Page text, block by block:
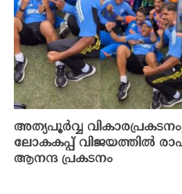
അത്യപൂർവ്വ
ലോകകപ്പ് വിജയത്തിൽ
ആനന്ദ പ്രകടനം